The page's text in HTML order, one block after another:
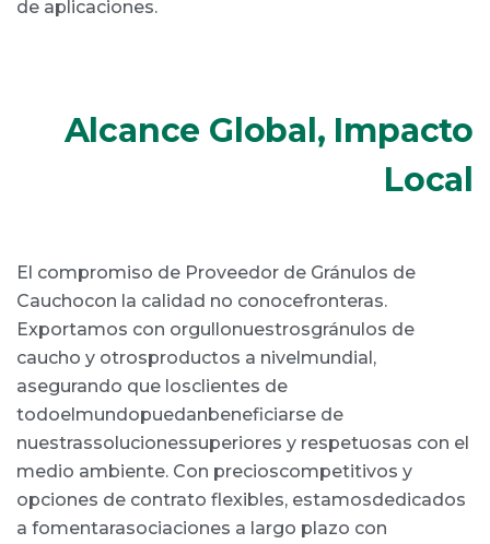
de aplicaciones.
Alcance Global, Impacto
Local
El compromiso de Proveedor de Gránulos de
Cauchocon la calidad no conocefronteras.
Exportamos con orgullonuestrosgránulos de
caucho y otrosproductos a nivelmundial,
asegurando que losclientes de
todoelmundopuedanbeneficiarse de
nuestrassolucionessuperiores y respetuosas con el
medio ambiente. Con precioscompetitivos y
opciones de contrato flexibles, estamosdedicados
a fomentarasociaciones a largo plazo con